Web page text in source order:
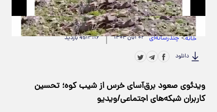
حجم ویدیو: 2.07M |مدت زمان ویدیو: 00:00:34
خانه>چندرسانه‌ای ۰۲ آبان ۱۴۰۴ ۱۳:۱۶45 بازدید
دانلود
ویدئوی صعود برق‌آسای خرس از شیب کوه؛ تحسین
کاربران شبکه‌های اجتماعی/ویدیو